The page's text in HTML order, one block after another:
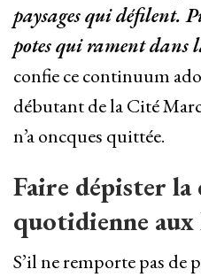
paysages qui défilent.
potes qui rament dans
confie ce continuum
débutant de la Cité
n’a oncques quittée.
Faire dépister la
quotidienne
S’il ne remporte pas de